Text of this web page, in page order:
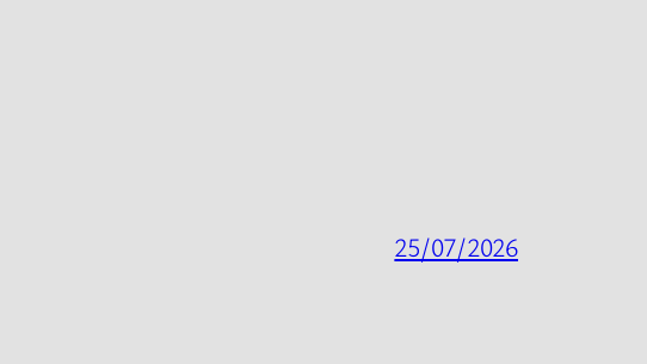
25/07/2026